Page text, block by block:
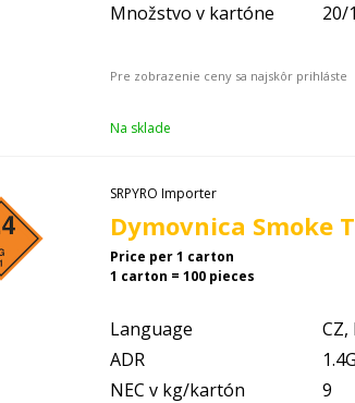
Množstvo v kartóne
20/1
Na sklade
SRPYRO Importer
Dymovnica Smoke
Price per 1 carton
1 carton = 100 pieces
Language
CZ,
ADR
1.4G
NEC v kg/kartón
9